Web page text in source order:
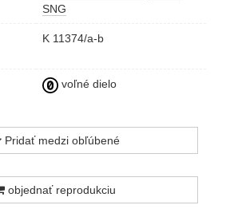
SNG
K 11374/a-b
voľné dielo
Pridať medzi obľúbené
objednať reprodukciu